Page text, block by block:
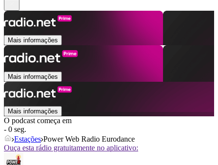
Mais informações
Mais informações
Mais informações
O podcast começa em
- 0 seg.
Estações Power Web Radio Eurodance
Ouça esta rádio gratuitamente no aplicativo: